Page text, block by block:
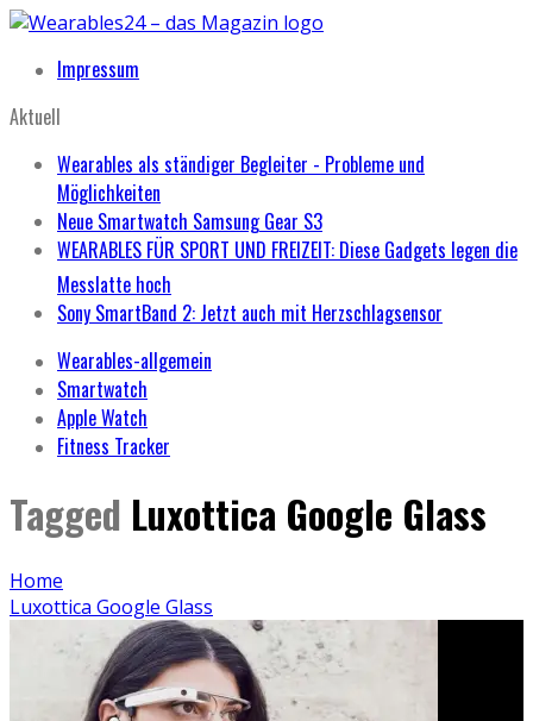
Impressum
Aktuell
Wearables als ständiger Begleiter - Probleme und
Möglichkeiten
Neue Smartwatch Samsung Gear S3
WEARABLES FÜR SPORT UND FREIZEIT: Diese Gadgets legen die
Messlatte hoch
Sony SmartBand 2: Jetzt auch mit Herzschlagsensor
Wearables-allgemein
Smartwatch
Apple Watch
Fitness Tracker
Tagged Luxottica Google Glass
Home
Luxottica Google Glass